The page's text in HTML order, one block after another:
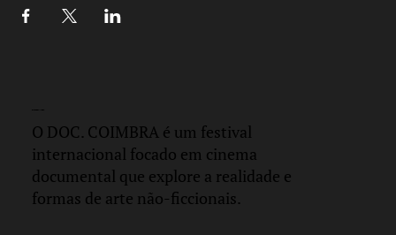
O DOC. COIMBRA é um festival
internacional focado em cinema
documental que explore a realidade e
formas de arte não-ficcionais.